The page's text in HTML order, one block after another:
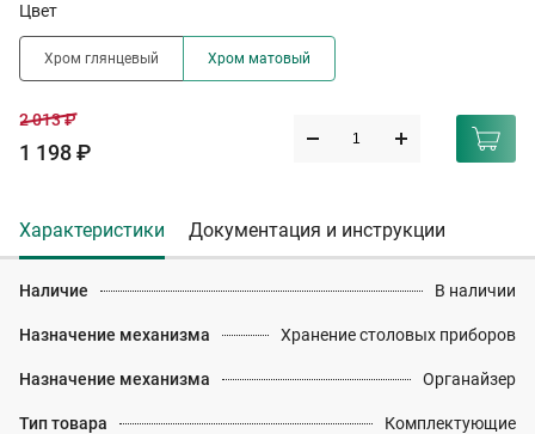
Цвет
Хром глянцевый Хром матовый
2 013 ₽
1 198 ₽
Характеристики Документация и инструкции
Наличие В наличии
Назначение механизма Хранение столовых приборов
Назначение механизма Органайзер
Тип товара Комплектующие